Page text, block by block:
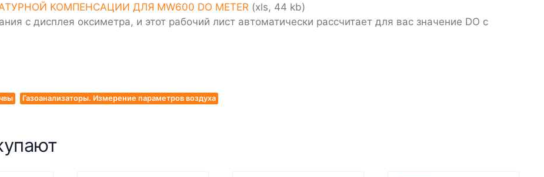
КОМПЕНСАЦИИ ДЛЯ MW600 DO METER (xls, 44 kb)
с дисплея оксиметра, и этот рабочий лист автоматически рассчитает для вас значение DO с
Газоанализаторы. Измерение параметров воздуха